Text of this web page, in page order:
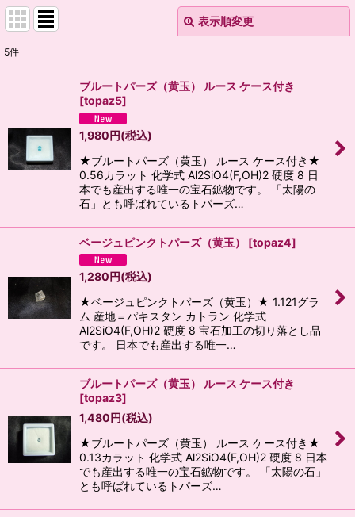
表示順変更
絞り込む
5件
ブルートパーズ（黄玉） ルース ケース付き
[topaz5]
1,980円(税込)
★ブルートパーズ（黄玉） ルース ケース付き★
0.56カラット 化学式 Al2SiO4(F,OH)2 硬度 8 日
本でも産出する唯一の宝石鉱物です。 「太陽の
石」とも呼ばれているトパーズ…
ベージュピンクトパーズ（黄玉） [topaz4]
1,280円(税込)
★ベージュピンクトパーズ（黄玉）★ 1.121グラ
ム 産地＝パキスタン カトラン 化学式
Al2SiO4(F,OH)2 硬度 8 宝石加工の切り落とし品
です。 日本でも産出する唯一…
ブルートパーズ（黄玉） ルース ケース付き
[topaz3]
1,480円(税込)
★ブルートパーズ（黄玉） ルース ケース付き★
0.13カラット 化学式 Al2SiO4(F,OH)2 硬度 8 日本
でも産出する唯一の宝石鉱物です。 「太陽の石」
とも呼ばれているトパーズ…